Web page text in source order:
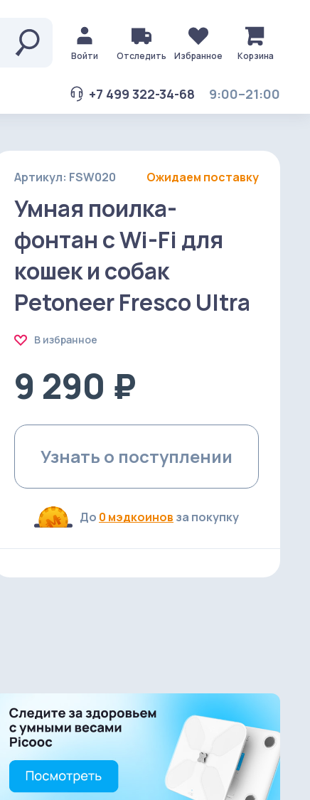
Войти Отследить Избранное Корзина
+7 499 322-34-68 9:00–21:00
В избранное
Артикул: FSW020
Умная поилка-
фонтан c Wi-Fi для
кошек и собак
Petoneer Fresco Ultra
Ожидаем поставку
9 290 ₽
Узнать о поступлении
До 0 мэдкоинов за покупку